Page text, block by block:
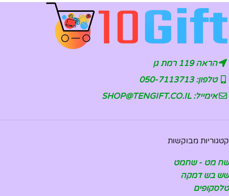
הראה 119 רמת גן
טלפון: 050-7113713
אימייל: SHOP@TENGIFT.CO.IL
קטגוריות מבוקשות
שח מט - שחמט
שש בש דמקה
טלסקופים